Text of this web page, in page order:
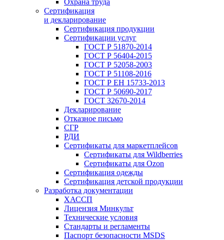
Охрана труда
Сертификация
и декларирование
Сертификация продукции
Сертификации услуг
ГОСТ Р 51870-2014
ГОСТ Р 56404-2015
ГОСТ Р 52058-2003
ГОСТ Р 51108-2016
ГОСТ Р ЕН 15733-2013
ГОСТ Р 50690-2017
ГОСТ 32670-2014
Декларирование
Отказное письмо
СГР
РДИ
Сертификаты для маркетплейсов
Сертификаты для Wildberries
Сертификаты для Ozon
Сертификация одежды
Сертификация детской продукции
Разработка документации
ХАССП
Лицензия Минкульт
Технические условия
Стандарты и регламенты
Паспорт безопасности MSDS